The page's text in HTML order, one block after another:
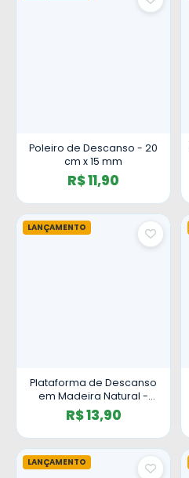
Poleiro de Descanso - 20
cm x 15 mm
R$ 11,90
LANÇAMENTO
Plataforma de Descanso
em Madeira Natural -
Pequena
R$ 13,90
LANÇAMENTO